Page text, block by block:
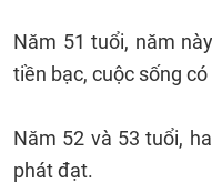
Năm 51 tuổi, năm
tiền bạc, cuộc sống
Năm 52 và 53 tuổi,
phát đạt.